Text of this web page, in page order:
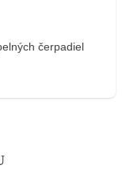
čerpadiel